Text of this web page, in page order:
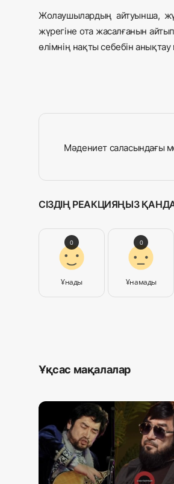
Жолаушылардың айтуынша,
жүрегіне ота жасалғанын
өлімнің нақты себебін
Мәдениет саласындағы
СІЗДІҢ РЕАКЦИЯҢЫЗ
Ұнады
0
Ұнамады
0
Ұқсас мақалалар